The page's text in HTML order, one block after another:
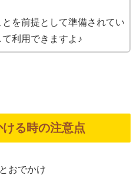
を前提として準備されてい
利用できますよ♪
る時の注意点